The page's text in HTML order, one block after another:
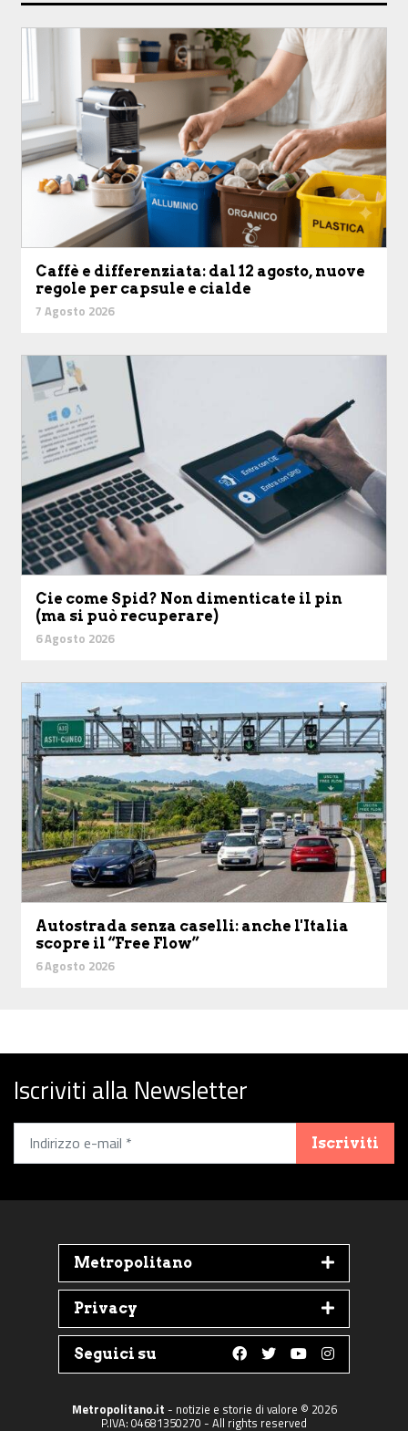
Caffè e differenziata: dal 12 agosto, nuove
regole per capsule e cialde
7 Agosto 2026
Cie come Spid? Non dimenticate il pin
(ma si può recuperare)
6 Agosto 2026
Autostrada senza caselli: anche l'Italia
scopre il “Free Flow”
6 Agosto 2026
Iscriviti alla Newsletter
Iscriviti
Metropolitano
Privacy
Seguici su
Follow us on
Follow us on
Follow us on
Follow us
Metropolitano.it - notizie e storie di valore © 2026
P.IVA: 04681350270 - All rights reserved